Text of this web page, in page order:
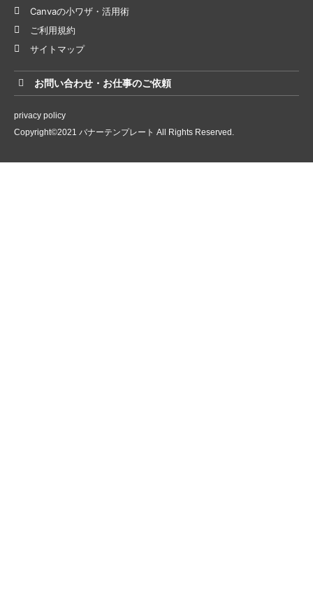
Canvaの小ワザ・活用術
ご利用規約
サイトマップ
お問い合わせ・お仕事のご依頼
privacy policy
Copyright©2021 バナーテンプレート All Rights Reserved.